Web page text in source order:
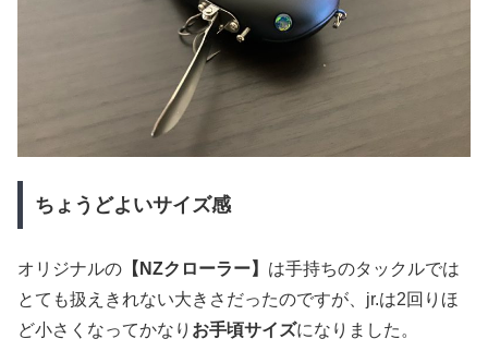
ちょうどよいサイズ感
オリジナルの 【NZクローラー】 は手持ちのタックルでは
とても扱えきれない大きさだったのですが、jr.は2回りほ
ど小さくなってかなり お手頃サイズになりました。